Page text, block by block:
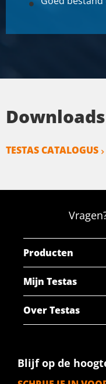
Downloads
TESTAS CATALOGUS
Producten
Mijn Testas
Over Testas
Blijf op de